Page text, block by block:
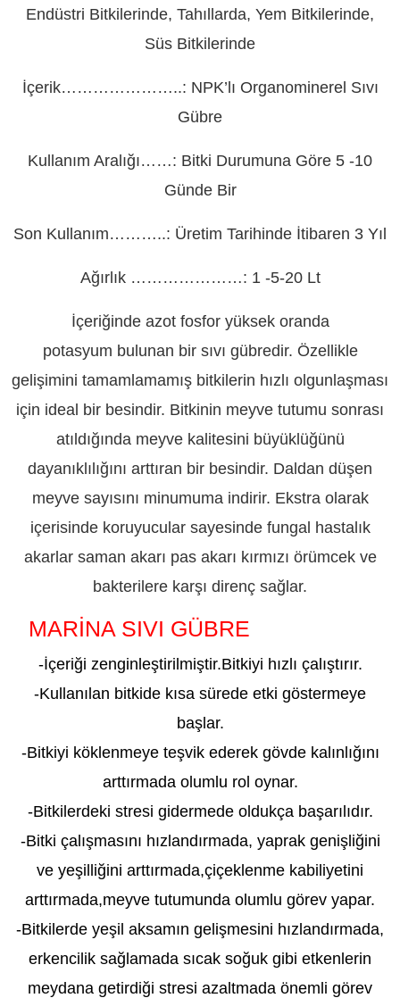
Endüstri Bitkilerinde, Tahıllarda, Yem Bitkilerinde,
Süs Bitkilerinde
İçerik…………………..: NPK’lı Organominerel Sıvı
Gübre
Kullanım Aralığı……: Bitki Durumuna Göre 5 -10
Günde Bir
Son Kullanım………..: Üretim Tarihinde İtibaren 3 Yıl
Ağırlık …………………: 1 -5-20 Lt
İçeriğinde azot fosfor yüksek oranda
potasyum bulunan bir sıvı gübredir. Özellikle
gelişimini tamamlamamış bitkilerin hızlı olgunlaşması
için ideal bir besindir. Bitkinin meyve tutumu sonrası
atıldığında meyve kalitesini büyüklüğünü
dayanıklılığını arttıran bir besindir. Daldan düşen
meyve sayısını minumuma indirir. Ekstra olarak
içerisinde koruyucular sayesinde fungal hastalık
akarlar saman akarı pas akarı kırmızı örümcek ve
bakterilere karşı direnç sağlar.
MARİNA SIVI GÜBRE
-İçeriği zenginleştirilmiştir.Bitkiyi hızlı çalıştırır.
-Kullanılan bitkide kısa sürede etki göstermeye
başlar.
-Bitkiyi köklenmeye teşvik ederek gövde kalınlığını
arttırmada olumlu rol oynar.
-Bitkilerdeki stresi gidermede oldukça başarılıdır.
-Bitki çalışmasını hızlandırmada, yaprak genişliğini
ve yeşilliğini arttırmada,çiçeklenme kabiliyetini
arttırmada,meyve tutumunda olumlu görev yapar.
-Bitkilerde yeşil aksamın gelişmesini hızlandırmada,
erkencilik sağlamada sıcak soğuk gibi etkenlerin
meydana getirdiği stresi azaltmada önemli görev